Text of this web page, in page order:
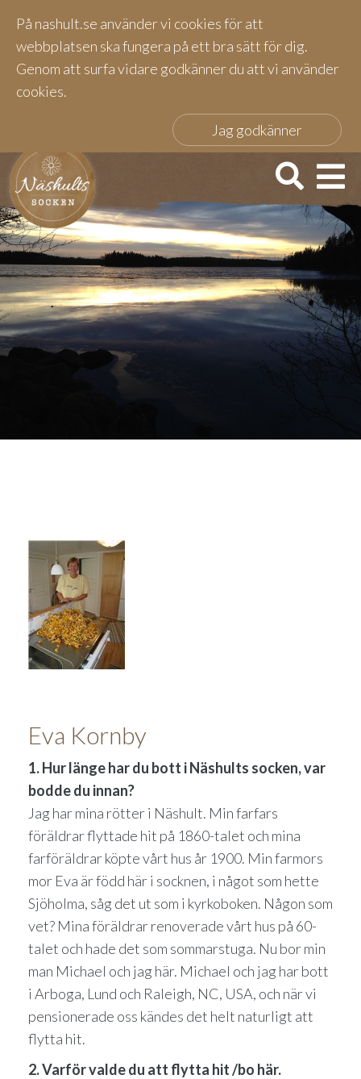
På nashult.se använder vi cookies för att
webbplatsen ska fungera på ett bra sätt för dig.
Genom att surfa vidare godkänner du att vi använder
cookies.
Jag godkänner
Eva Kornby
1. Hur länge har du bott i Näshults socken, var
bodde du innan?
Jag har mina rötter i Näshult. Min farfars
föräldrar flyttade hit på 1860-talet och mina
farföräldrar köpte vårt hus år 1900. Min farmors
mor Eva är född här i socknen, i något som hette
Sjöholma, såg det ut som i kyrkoboken. Någon som
vet? Mina föräldrar renoverade vårt hus på 60-
talet och hade det som sommarstuga. Nu bor min
man Michael och jag här. Michael och jag har bott
i Arboga, Lund och Raleigh, NC, USA, och när vi
pensionerade oss kändes det helt naturligt att
flytta hit.
2. Varför valde du att flytta hit /bo här.